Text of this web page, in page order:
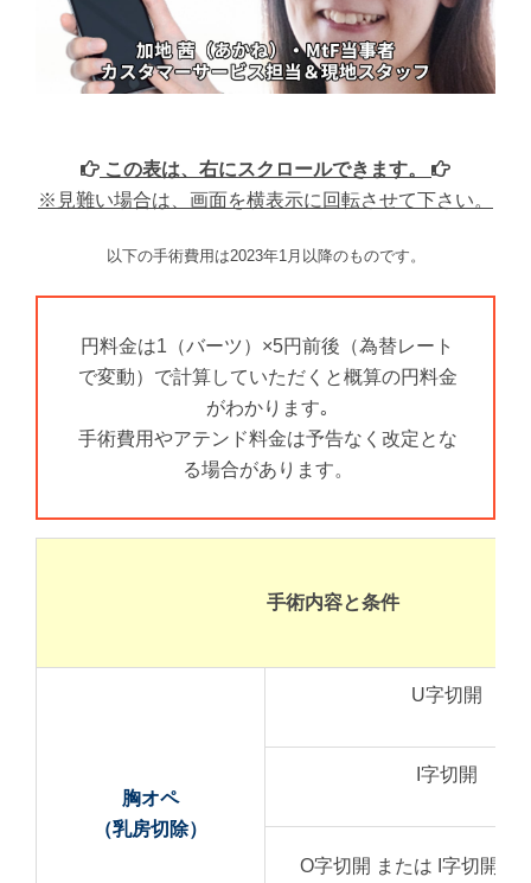
この表は、右にスクロールできます。
※見難い場合は、画面を横表示に回転させて下さい。
以下の手術費用は2023年1月以降のものです。
円料金は1（バーツ）×5円前後（為替レート
で変動）で計算していただくと概算の円料金
がわかります｡
手術費用やアテンド料金は予告なく改定とな
る場合があります。
手術内容と条件
胸オペ
（乳房切除）
U字切開
I字切開
O字切開 または I字切開＋